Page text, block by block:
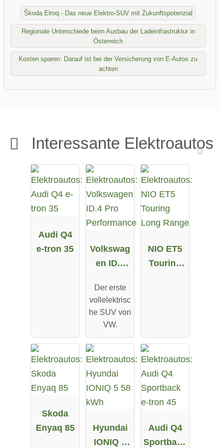
Interessante Elektroautos
Audi Q4
e-tron 35
Volkswag
en ID.4
Performa
nce
Der erste
vollelektrisc
he SUV von
VW.
NIO ET5
Touring
Skoda
Enyaq 85
Hyundai
IONIQ 5
Audi Q4
Sportback
Škoda Elroq - Das neue Elektro-SUV mit Zukunftspotenzial
Regionale Unterschiede beim Ausbau der Ladeinfrastruktur in
Österreich
Kosten sparen: Darauf ist bei der Versicherung von E-Autos zu
achten